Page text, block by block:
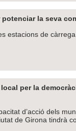
potenciar la seva
estacions de
per la
d’acció dels
de Girona tindrà